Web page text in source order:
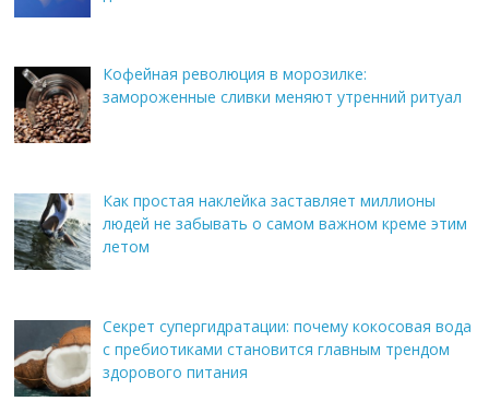
Кофейная революция в морозилке:
замороженные сливки меняют утренний ритуал
Как простая наклейка заставляет миллионы
людей не забывать о самом важном креме этим
летом
Секрет супергидратации: почему кокосовая вода
с пребиотиками становится главным трендом
здорового питания